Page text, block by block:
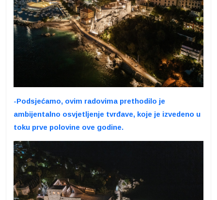
-Podsjećamo, ovim radovima prethodilo je
ambijentalno osvjetljenje tvrđave, koje je izvedeno u
toku prve polovine ove godine.